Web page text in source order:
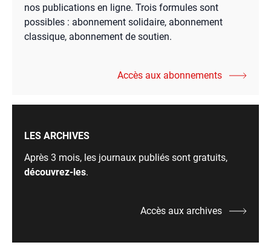
nos publications en ligne. Trois formules sont
possibles : abonnement solidaire, abonnement
classique, abonnement de soutien.
Accès aux abonnements
LES ARCHIVES
Après 3 mois, les journaux publiés sont gratuits,
découvrez-les.
Accès aux archives